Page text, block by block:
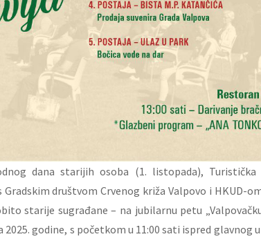
dana starijih osoba (1. listopada), Turistička
društvom Crvenog križa Valpovo i HKUD-
starije sugrađane – na jubilarnu petu
2025. godine, s početkom u 11:00 sati ispred glavnog